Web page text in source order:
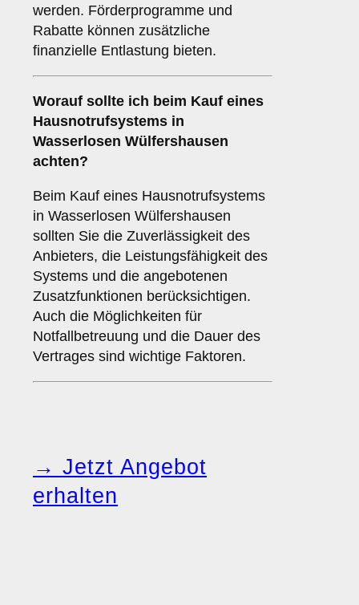
werden. Förderprogramme und
Rabatte können zusätzliche
finanzielle Entlastung bieten.
Worauf sollte ich beim Kauf eines
Hausnotrufsystems in
Wasserlosen Wülfershausen
achten?
Beim Kauf eines Hausnotrufsystems
in Wasserlosen Wülfershausen
sollten Sie die Zuverlässigkeit des
Anbieters, die Leistungsfähigkeit des
Systems und die angebotenen
Zusatzfunktionen berücksichtigen.
Auch die Möglichkeiten für
Notfallbetreuung und die Dauer des
Vertrages sind wichtige Faktoren.
→ Jetzt Angebot
erhalten